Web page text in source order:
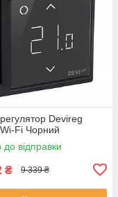
Devireg
Fi Чорний
до відправки
₴ 9 339 ₴